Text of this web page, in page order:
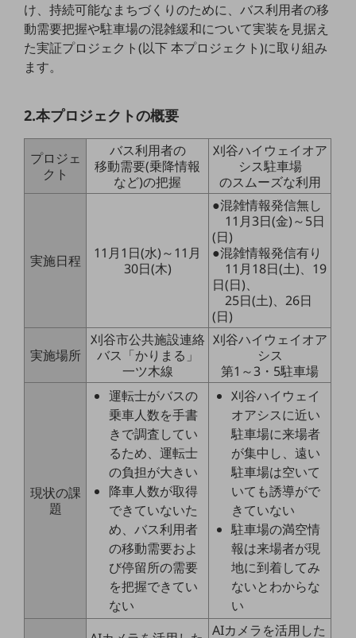
ネットワーク・モバイル
クラウド・データセンター
電話・映像コミュニケーション
業務支援・マーケティング
課題・ニーズで探すTOP
コミュニケーション・情報共有
職場環境整備
地域共創・地方創生
け、持続可能なまちづくりのために、バス利用者の移
動需要把握や駐車場の混雑緩和について実装を見据え
た実証プロジェクト(以下 本プロジェクト)に取り組み
ます。
2.本プロジェクトの概要
プロジェ
クト
バス利用者の
移動需要(乗降情報
など)の把握
刈谷ハイウェイオア
シス駐車場
のスムーズな利用
実施日程
11月1日(水)～11月
30日(木)
●混雑情報発信無し
11月3日(金)～5日
(日)
●混雑情報発信有り
11月18日(土)、19
日(日)、
25日(土)、26日
(日)
実施場所
刈谷市公共施設連絡
バス「かりまる」
一ツ木線
刈谷ハイウェイオア
シス
第1～3・5駐車場
現状の課
題
運転士がバスの
乗車人数を手書
きで調査してい
るため、運転士
の負担が大きい
降車人数が取得
できていないた
め、バス利用者
の移動需要およ
び停留所の需要
を把握できてい
ない
刈谷ハイウェイ
オアシスに近い
駐車場に来場者
が集中し、遠い
駐車場は空いて
いても誘導がで
きていない
駐車場の満空情
報は来場者が現
地に到着してみ
ないとわからな
い
AIカメラを活用した